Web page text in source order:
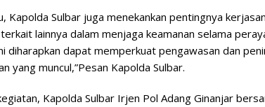
Kapolda Sulbar juga menekankan pentingnya
lainnya dalam menjaga keamanan selama
diharapkan dapat memperkuat pengawasan dan
yang muncul,”Pesan Kapolda Sulbar.
Kapolda Sulbar Irjen Pol Adang Ginanjar